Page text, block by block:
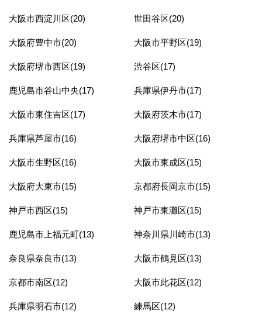
大阪市西淀川区(20) 世田谷区(20)
大阪府豊中市(20) 大阪市平野区(19)
大阪府堺市西区(19) 渋谷区(17)
鹿児島市谷山中央(17) 兵庫県伊丹市(17)
大阪市東住吉区(17) 大阪府茨木市(17)
兵庫県芦屋市(16) 大阪府堺市中区(16)
大阪市生野区(16) 大阪市東成区(15)
大阪府大東市(15) 京都府長岡京市(15)
神戸市西区(15) 神戸市東灘区(15)
鹿児島市上福元町(13) 神奈川県川崎市(13)
奈良県奈良市(13) 大阪市鶴見区(13)
京都市南区(12) 大阪市此花区(12)
兵庫県明石市(12) 練馬区(12)